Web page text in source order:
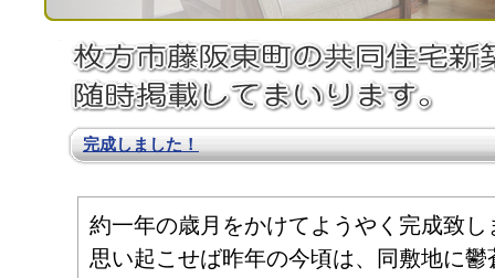
完成しました！
約一年の歳月をかけてようやく完成致し
思い起こせば昨年の今頃は、同敷地に